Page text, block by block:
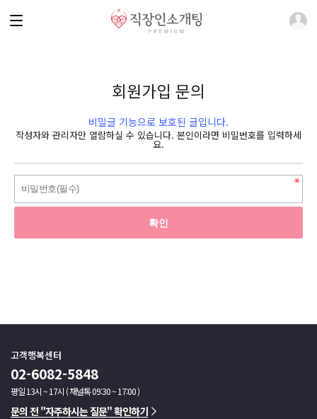
회원가입 문의
비밀글 기능으로 보호된 글입니다.
작성자와 관리자만 열람하실 수 있습니다. 본인이라면 비밀번호를 입력하세
요.
고객행복센터
02-6082-5848
평일 13시 ~ 17시 ( 채널톡 09:30 ~ 17:00 )
문의 전 "자주하시는 질문" 확인하기